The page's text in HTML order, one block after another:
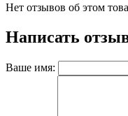
Нет отзывов об этом
Написать
Ваше имя: